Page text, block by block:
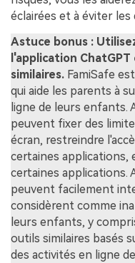
éclairées et à éviter
Astuce bonus :
l'application
similaires. FamiSafe
qui aide les parents à
ligne de leurs enfants.
peuvent fixer des
écran, restreindre
certaines
certaines applications.
peuvent facilement
considèrent comme
leurs enfants, y
outils similaires basés
des activités en ligne